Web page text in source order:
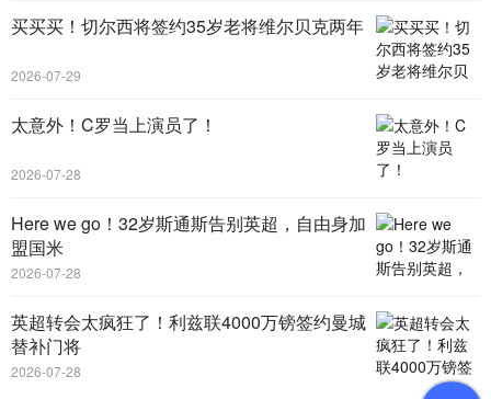
买买买！切尔西将签约35岁老将维尔贝克两年
2026-07-29
太意外！C罗当上演员了！
2026-07-28
Here we go！32岁斯通斯告别英超，自由身加
盟国米
2026-07-28
英超转会太疯狂了！利兹联4000万镑签约曼城
替补门将
2026-07-28